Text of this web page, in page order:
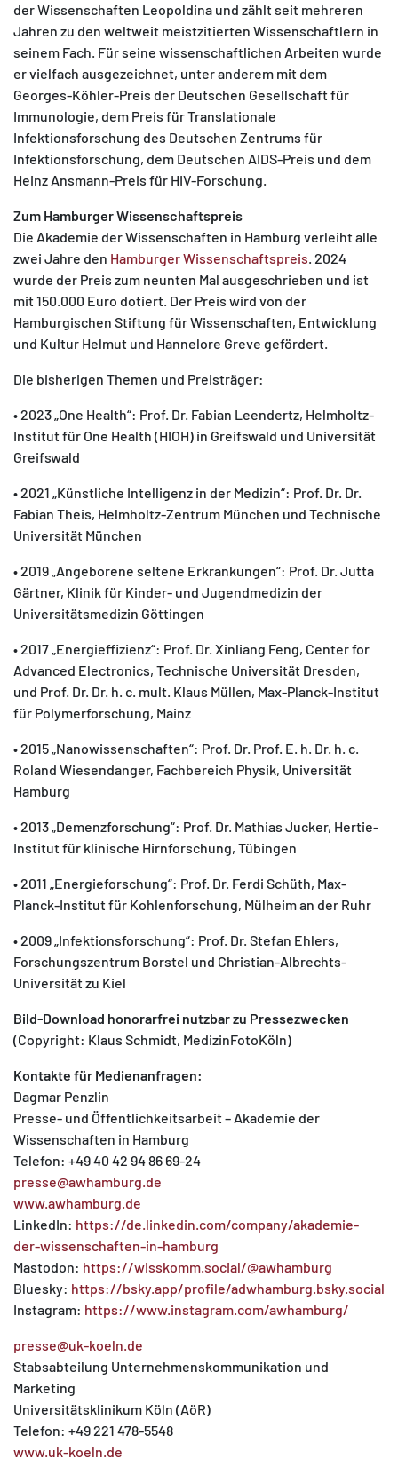
der Wissenschaften Leopoldina und zählt seit mehreren
Jahren zu den weltweit meistzitierten Wissenschaftlern in
seinem Fach. Für seine wissenschaftlichen Arbeiten wurde
er vielfach ausgezeichnet, unter anderem mit dem
Georges-Köhler-Preis der Deutschen Gesellschaft für
Immunologie, dem Preis für Translationale
Infektionsforschung des Deutschen Zentrums für
Infektionsforschung, dem Deutschen AIDS-Preis und dem
Heinz Ansmann-Preis für HIV-Forschung.
Zum Hamburger Wissenschaftspreis
Die Akademie der Wissenschaften in Hamburg verleiht alle
zwei Jahre den Hamburger Wissenschaftspreis. 2024
wurde der Preis zum neunten Mal ausgeschrieben und ist
mit 150.000 Euro dotiert. Der Preis wird von der
Hamburgischen Stiftung für Wissenschaften, Entwicklung
und Kultur Helmut und Hannelore Greve gefördert.
Die bisherigen Themen und Preisträger:
• 2023 „One Health“: Prof. Dr. Fabian Leendertz, Helmholtz-
Institut für One Health (HIOH) in Greifswald und Universität
Greifswald
• 2021 „Künstliche Intelligenz in der Medizin“: Prof. Dr. Dr.
Fabian Theis, Helmholtz-Zentrum München und Technische
Universität München
• 2019 „Angeborene seltene Erkrankungen“: Prof. Dr. Jutta
Gärtner, Klinik für Kinder- und Jugendmedizin der
Universitätsmedizin Göttingen
• 2017 „Energieffizienz“: Prof. Dr. Xinliang Feng, Center for
Advanced Electronics, Technische Universität Dresden,
und Prof. Dr. Dr. h. c. mult. Klaus Müllen, Max-Planck-Institut
für Polymerforschung, Mainz
• 2015 „Nanowissenschaften“: Prof. Dr. Prof. E. h. Dr. h. c.
Roland Wiesendanger, Fachbereich Physik, Universität
Hamburg
• 2013 „Demenzforschung“: Prof. Dr. Mathias Jucker, Hertie-
Institut für klinische Hirnforschung, Tübingen
• 2011 „Energieforschung“: Prof. Dr. Ferdi Schüth, Max-
Planck-Institut für Kohlenforschung, Mülheim an der Ruhr
• 2009 „Infektionsforschung“: Prof. Dr. Stefan Ehlers,
Forschungszentrum Borstel und Christian-Albrechts-
Universität zu Kiel
Bild-Download honorarfrei nutzbar zu Pressezwecken
(Copyright: Klaus Schmidt, MedizinFotoKöln)
Kontakte für Medienanfragen:
Dagmar Penzlin
Presse- und Öffentlichkeitsarbeit – Akademie der
Wissenschaften in Hamburg
Telefon: +49 40 42 94 86 69-24
presse@awhamburg.de
www.awhamburg.de
LinkedIn: https://de.linkedin.com/company/akademie-
der-wissenschaften-in-hamburg
Mastodon: https://wisskomm.social/@awhamburg
Bluesky: https://bsky.app/profile/adwhamburg.bsky.social
Instagram: https://www.instagram.com/awhamburg/
presse@uk-koeln.de
Stabsabteilung Unternehmenskommunikation und
Marketing
Universitätsklinikum Köln (AöR)
Telefon: +49 221 478-5548
www.uk-koeln.de